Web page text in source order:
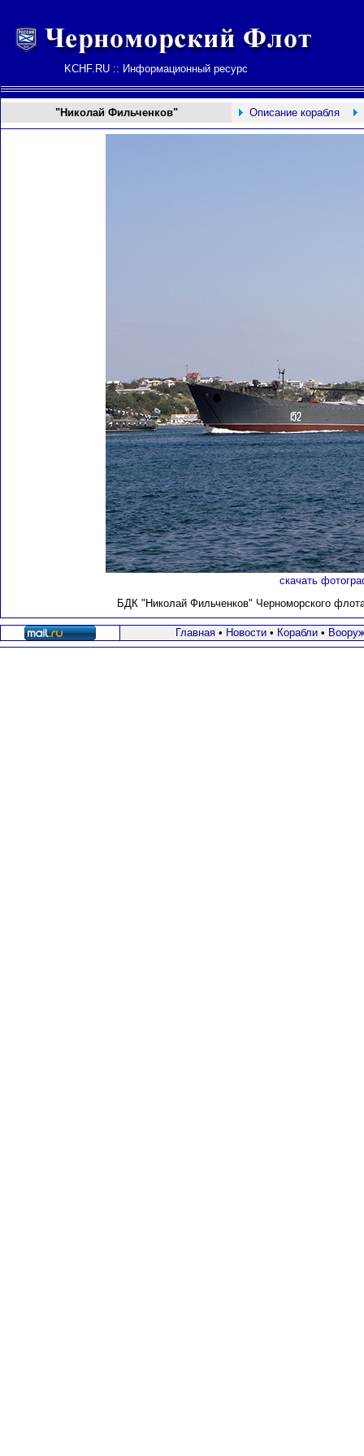
KCHF.RU :: Информационный ресурс
"Николай Фильченков" Описание корабля
скачать
БДК "Николай Фильченков" Черноморского
Главная• Новости• Корабли•